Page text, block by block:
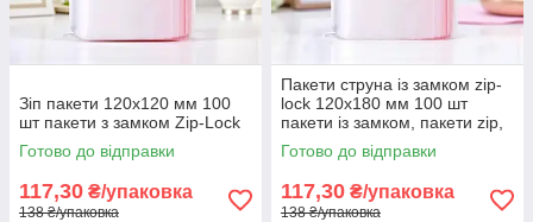
Зіп пакети 120x120 мм 100
шт пакети з замком Zip-Lock
Готово до відправки
117,30 ₴/упаковка
138 ₴/упаковка
Пакети струна із замком zip-
lock 120x180 мм 100 шт
пакети із замком, пакети zip,
zip-lock, зіппакет
Готово до відправки
117,30 ₴/упаковка
138 ₴/упаковка